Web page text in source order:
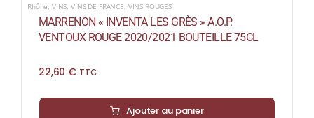
Rhône VINS ,VINS DE FRANCE VINS ROUGES
MARRENON « INVENTA LES GRÈS » A.O.P.
VENTOUX ROUGE 2020/2021 BOUTEILLE 75CL
22,60 € TTC
Ajouter au panier